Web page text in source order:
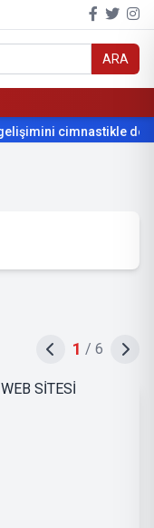
ARA
cimnastikle
2 / 6